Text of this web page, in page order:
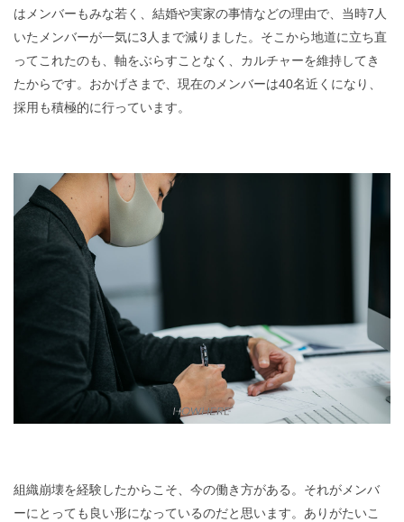
はメンバーもみな若く、結婚や実家の事情などの理由で、当時7人
いたメンバーが一気に3人まで減りました。そこから地道に立ち直
ってこれたのも、軸をぶらすことなく、カルチャーを維持してき
たからです。おかげさまで、現在のメンバーは40名近くになり、
採用も積極的に行っています。
組織崩壊を経験したからこそ、今の働き方がある。それがメンバ
ーにとっても良い形になっているのだと思います。ありがたいこ